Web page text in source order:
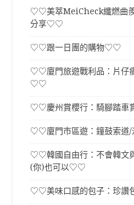
♡♡美萃MeiCheck纖燃曲
分享♡♡
♡♡跟一日團的購物♡♡
♡♡廈門旅遊戰利品：片仔
♡♡
♡♡慶州賞櫻行：騎腳踏
♡♡廈門市區遊：鐘鼓索道
♡♡韓國自由行：不會韓文
(你)也可以♡♡
♡♡美味口感的包子：珍